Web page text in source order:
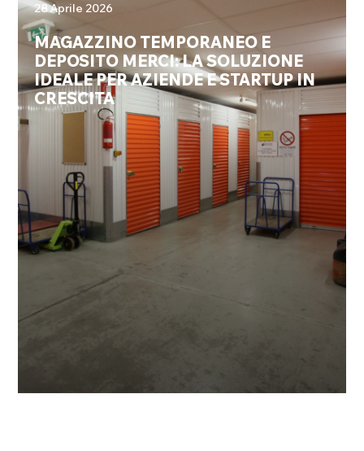
28 Aprile 2026
MAGAZZINO TEMPORANEO E
DEPOSITO MERCI: LA SOLUZIONE
IDEALE PER AZIENDE E STARTUP IN
CRESCITA